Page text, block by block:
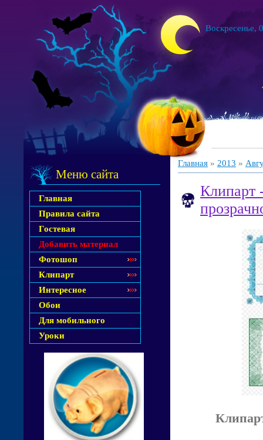
Воскресенье,
Меню сайта
Главная
Правила сайта
Гостевая
Добавить материал
Фотошоп
Клипарт
Интересное
Обои
Для мобильного
Уроки
Главная » 2013 »
Клипарт